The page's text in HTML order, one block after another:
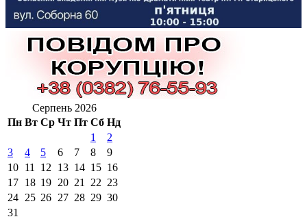
Серпень 2026
Пн Вт Ср Чт Пт Сб Нд
1
2
3
4 5 6 7 8
9
10 11 12 13 14 15 16
17 18 19 20 21 22 23
24 25 26 27 28 29 30
31